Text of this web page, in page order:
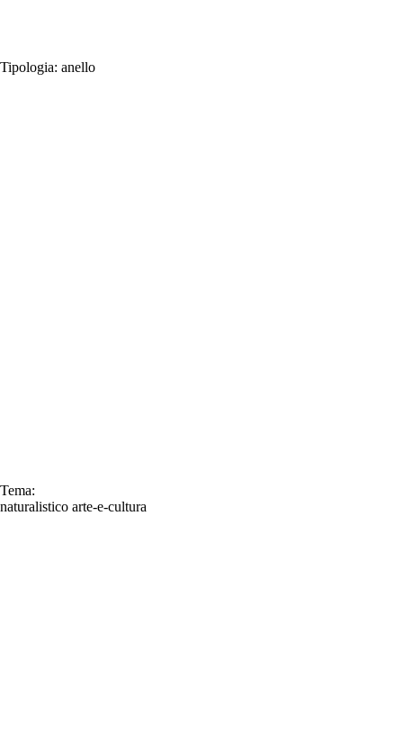
Tipologia: anello
Tema:
naturalistico arte-e-cultura